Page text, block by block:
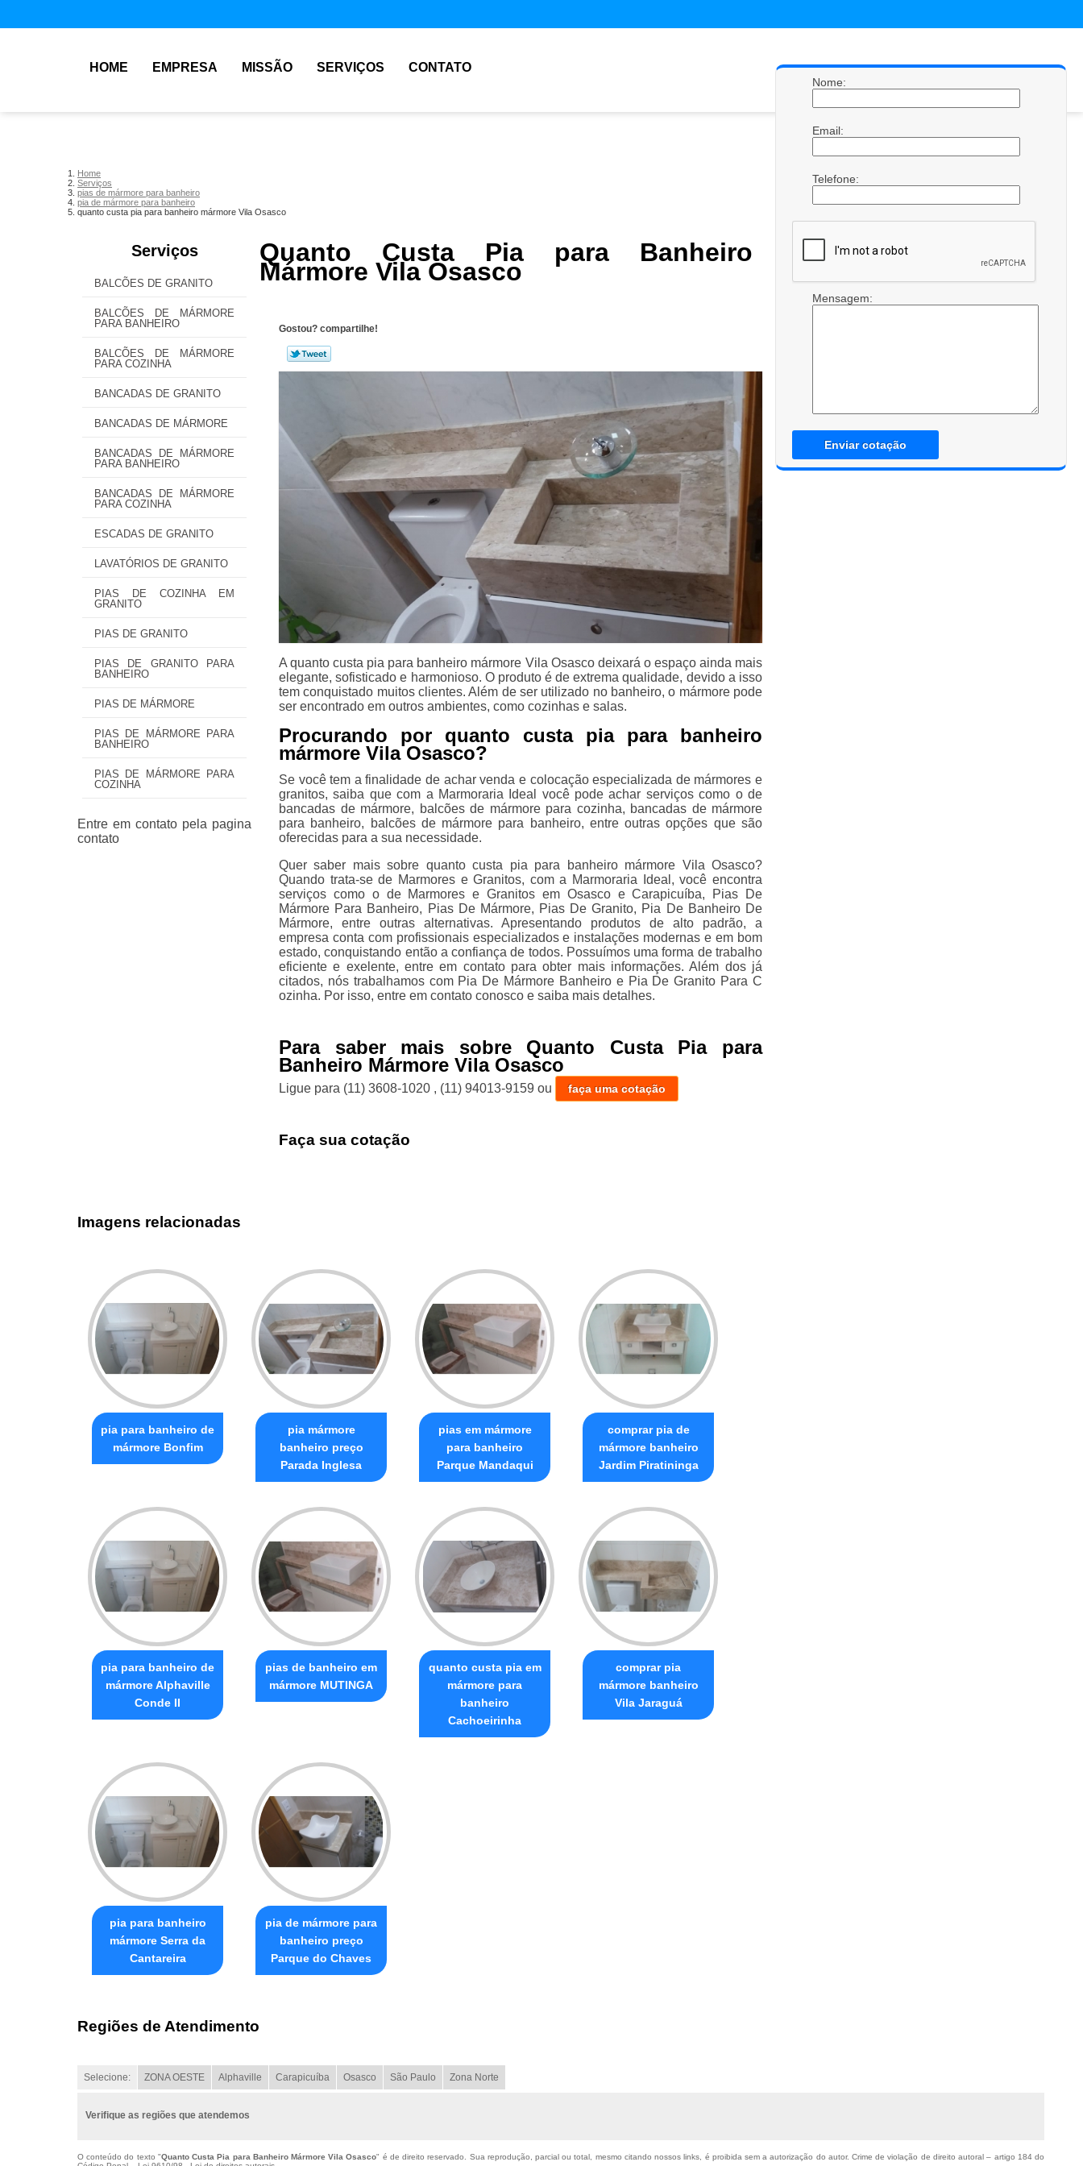
HOME EMPRESA MISSÃO SERVIÇOS CONTATO
Home
Serviços
pias de mármore para banheiro
pia de mármore para banheiro
quanto custa pia para banheiro mármore Vila Osasco
Serviços
BALCÕES DE GRANITO
BALCÕES DE MÁRMORE
PARA BANHEIRO
BALCÕES DE MÁRMORE
PARA COZINHA
BANCADAS DE GRANITO
BANCADAS DE MÁRMORE
BANCADAS DE MÁRMORE
PARA BANHEIRO
BANCADAS DE MÁRMORE
PARA COZINHA
ESCADAS DE GRANITO
LAVATÓRIOS DE GRANITO
PIAS DE COZINHA EM
GRANITO
PIAS DE GRANITO
PIAS DE GRANITO PARA
BANHEIRO
PIAS DE MÁRMORE
PIAS DE MÁRMORE PARA
BANHEIRO
PIAS DE MÁRMORE PARA
COZINHA
Quanto Custa Pia para Banheiro
Mármore Vila Osasco
Gostou? compartilhe!
A quanto custa pia para banheiro mármore Vila Osasco deixará o espaço ainda mais
elegante, sofisticado e harmonioso. O produto é de extrema qualidade, devido a isso
tem conquistado muitos clientes. Além de ser utilizado no banheiro, o mármore pode
ser encontrado em outros ambientes, como cozinhas e salas.
Procurando por quanto custa pia para banheiro
mármore Vila Osasco?
Se você tem a finalidade de achar venda e colocação especializada de mármores e
granitos, saiba que com a Marmoraria Ideal você pode achar serviços como o de
bancadas de mármore, balcões de mármore para cozinha, bancadas de mármore
para banheiro, balcões de mármore para banheiro, entre outras opções que são
oferecidas para a sua necessidade.
Quer saber mais sobre quanto custa pia para banheiro mármore Vila Osasco?
Quando trata-se de Marmores e Granitos, com a Marmoraria Ideal, você encontra
serviços como o de Marmores e Granitos em Osasco e Carapicuíba, Pias De
Mármore Para Banheiro, Pias De Mármore, Pias De Granito, Pia De Banheiro De
Mármore, entre outras alternativas. Apresentando produtos de alto padrão, a
empresa conta com profissionais especializados e instalações modernas e em bom
estado, conquistando então a confiança de todos. Possuímos uma forma de trabalho
eficiente e exelente, entre em contato para obter mais informações. Além dos já
citados, nós trabalhamos com Pia De Mármore Banheiro e Pia De Granito Para C
ozinha. Por isso, entre em contato conosco e saiba mais detalhes.
Para saber mais sobre Quanto Custa Pia para
Banheiro Mármore Vila Osasco
Ligue para (11) 3608-1020 , (11) 94013-9159 ou faça uma cotação
Faça sua cotação
Nome:
Email:
Telefone:
Mensagem:
Enviar cotação
Imagens relacionadas
pia para banheiro de
mármore Bonfim
pia mármore
banheiro preço
Parada Inglesa
pias em mármore
para banheiro
Parque Mandaqui
comprar pia de
mármore banheiro
Jardim Piratininga
pia para banheiro de
mármore Alphaville
Conde II
pias de banheiro em
mármore MUTINGA
quanto custa pia em
mármore para
banheiro
Cachoeirinha
comprar pia
mármore banheiro
Vila Jaraguá
pia para banheiro
mármore Serra da
Cantareira
pia de mármore para
banheiro preço
Parque do Chaves
Regiões de Atendimento
Selecione: ZONA OESTE Alphaville Carapicuíba Osasco São Paulo Zona Norte
Verifique as regiões que atendemos
O conteúdo do texto "Quanto Custa Pia para Banheiro Mármore Vila Osasco" é de direito reservado. Sua reprodução, parcial ou total, mesmo citando nossos links, é proibida sem a autorização do autor. Crime de violação de direito autoral – artigo 184 do